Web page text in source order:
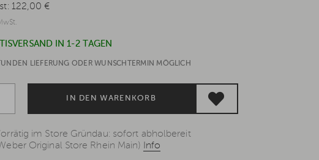
122,00 €
IN 1-2 TAGEN
LIEFERUNG ODER WUNSCHTERMIN MÖGLICH
IN DEN WARENKORB
im Store Gründau: sofort abholbereit
Original Store Rhein Main)
Info